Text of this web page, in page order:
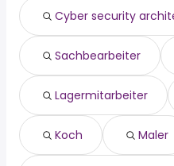
maler
produktionsmechaniker
administrator
sachbearbeiter einkauf
Cyber security
Sachbearbeiter
Lagermitarbeiter
Koch Maler